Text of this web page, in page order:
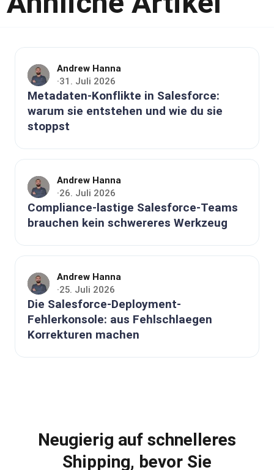
Andrew Hanna
·31. Juli 2026
Metadaten-Konflikte in Salesforce:
warum sie entstehen und wie du sie
stoppst
Andrew Hanna
·26. Juli 2026
Compliance-lastige Salesforce-Teams
brauchen kein schwereres Werkzeug
Andrew Hanna
·25. Juli 2026
Die Salesforce-Deployment-
Fehlerkonsole: aus Fehlschlaegen
Korrekturen machen
Neugierig auf schnelleres
Shipping, bevor Sie